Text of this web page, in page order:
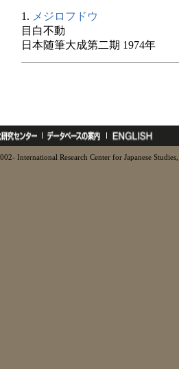
1. メジロフドウ
目白不動
日本随筆大成第二期 1974年
International Research Center for Japanese